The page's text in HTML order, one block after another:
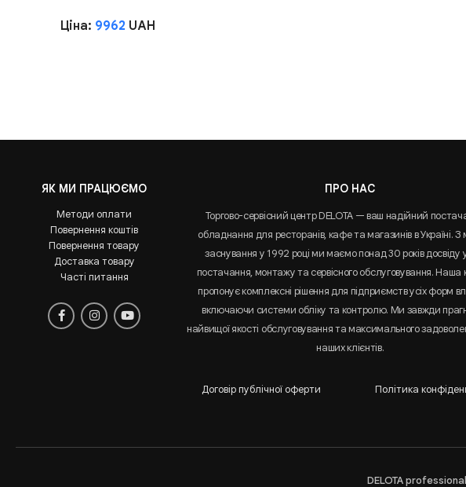
Ціна: 9962 UAH
ЯК МИ ПРАЦЮЄМО
Методи оплати
Повернення коштів
Повернення товару
Доставка товару
Часті питання
ПРО НАС
Торгово-сервісний центр DELOTA — ваш надійний
обладнання для ресторанів, кафе та магазинів в Україні.
заснування у 1992 році ми маємо понад 30 років досвіду
постачання, монтажу та сервісного обслуговування. Наша
пропонує комплексні рішення для підприємств усіх форм
включаючи системи обліку та контролю. Ми завжди
найвищої якості обслуговування та максимального
наших клієнтів.
Договір публічної оферти Політика
DELOTA